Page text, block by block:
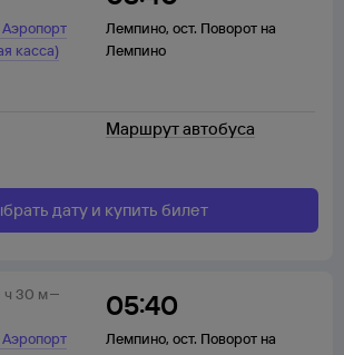
Аэропорт
касса)
Лемпино, ост. Поворот на
Лемпино
Маршрут автобуса
дату и купить билет
Аэропорт
05:40
Лемпино, ост. Поворот на
ч 30 м